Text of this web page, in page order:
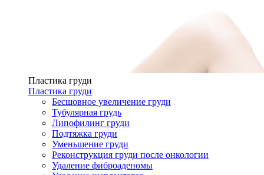
Пластика груди
Пластика груди
Бесшовное увеличение груди
Тубулярная грудь
Липофилинг груди
Подтяжка груди
Уменьшение груди
Реконструкция груди после онкологии
Удаление фиброаденомы